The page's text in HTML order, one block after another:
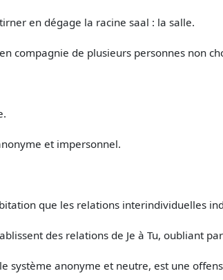
en dégage la racine saal : la salle.
compagnie de plusieurs personnes non
et impersonnel.
que les relations interindividuelles
des relations de Je à Tu, oubliant
système anonyme et neutre, est une